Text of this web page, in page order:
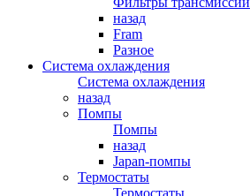
назад
Fram
Разное
Система охлаждения
Система охлаждения
назад
Помпы
Помпы
назад
Japan-помпы
Термостаты
Термостаты